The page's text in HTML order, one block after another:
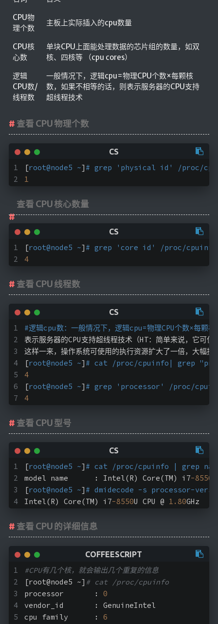
CPU物
理个数
主板上实际插入的cpu数量
CPU核
心数
单块CPU上面能处理数据的芯片组的数量，如双
核、四核等 （cpu cores）
逻辑
CPU数/
线程数
一般情况下，逻辑cpu=物理CPU个数×每颗核
数，如果不相等的话，则表示服务器的CPU支持
超线程技术
查看 CPU 物理个数
[root@node5 ~] # grep 'physical id' /proc/
1
查看 CPU 核心数量
[root@node5 ~] # grep 'core id' /proc/
4
查看 CPU 线程数
#逻辑cpu数：一般情况下，逻辑cpu=物理CPU个数×每颗
表示服务器的CPU支持超线程技术（HT：简单来说，它可使
这样一来，操作系统可使用的执行资源扩大了一倍，大幅提
[root@node5 ~] # cat /proc/cpuinfo| grep
4
[root@node5 ~] # grep 'processor' /proc/
4
查看 CPU 型号
[root@node5 ~] # cat /proc/cpuinfo | grep
model name	: Intel(R) Core(TM) i7-8550
[root@node5 ~] # dmidecode -s processor-
Intel(R) Core(TM) i7-8550U CPU @ 1.80GHz
查看 CPU 的详细信息
#CPU有几个核，就会输出几个重复的信息
[root@node5 ~] # cat /proc/cpuinfo
processor	: 0
vendor_id	: GenuineIntel
cpu family	: 6